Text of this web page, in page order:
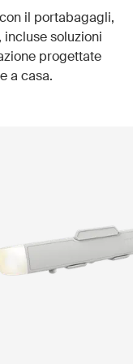
il portabagagli,
soluzioni
progettate
a casa.